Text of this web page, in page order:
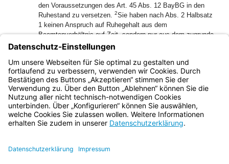
den Voraussetzungen des Art. 45 Abs. 12 BayBG in den
Ruhestand zu versetzen. 2Sie haben nach Abs. 2 Halbsatz
1 keinen Anspruch auf Ruhegehalt aus dem
Beamtenverhältnis auf Zeit, sondern nur aus dem zugrunde
liegenden Beamtenverhältnis auf Lebenszeit.
Fällen berechnen sich jedoch die ruhegehaltfähigen Bezüge
aus dem Beamtenverhältnis auf Zeit; insbesondere Art. 12
Abs. 4 und 7 sind anzuwenden.
Bayern.de
BayernPortal
Impressum